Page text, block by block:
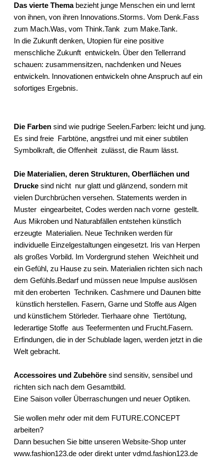
Das vierte Themabezieht junge Menschen ein und lernt
von ihnen, von ihren Innovations.Storms. Vom Denk.Fass
zum Mach.Was, vom Think.Tank zum Make.Tank.
In die Zukunft denken, Utopien für eine positive
menschliche Zukunft entwickeln. Über den Tellerrand
schauen: zusammensitzen, nachdenken und Neues
entwickeln. Innovationen entwickeln ohne Anspruch auf ein
sofortiges Ergebnis.
Die Farben sind wie pudrige Seelen.Farben: leicht und jung.
Es sind freie Farbtöne, angstfrei und mit einer subtilen
Symbolkraft, die Offenheit zulässt, die Raum lässt.
Die Materialien, deren Strukturen, Oberflächen und
Drucke sind nicht nur glatt und glänzend, sondern mit
vielen Durchbrüchen versehen. Statements werden in
Muster eingearbeitet, Codes werden nach vorne gestellt.
Aus Mikroben und Naturabfällen entstehen künstlich
erzeugte Materialien. Neue Techniken werden für
individuelle Einzelgestaltungen eingesetzt. Iris van Herpen
als großes Vorbild. Im Vordergrund stehen Weichheit und
ein Gefühl, zu Hause zu sein. Materialien richten sich nach
dem Gefühls.Bedarf und müssen neue Impulse auslösen
mit den eroberten Techniken. Cashmere und Daunen bitte
künstlich herstellen. Fasern, Garne und Stoffe aus Algen
und künstlichem Störleder. Tierhaare ohne Tiertötung,
lederartige Stoffe aus Teefermenten und Frucht.Fasern.
Erfindungen, die in der Schublade lagen, werden jetzt in die
Welt gebracht.
Accessoires und Zubehöre sind sensitiv, sensibel und
richten sich nach dem Gesamtbild.
Eine Saison voller Überraschungen und neuer Optiken.
Sie wollen mehr oder mit dem FUTURE.CONCEPT
arbeiten?
Dann besuchen Sie bitte unseren Website-Shop unter
www.fashion123.de oder direkt unter vdmd.fashion123.de